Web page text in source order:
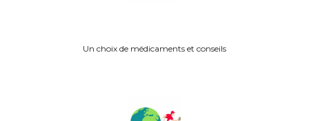
Un choix de médicaments et conseils